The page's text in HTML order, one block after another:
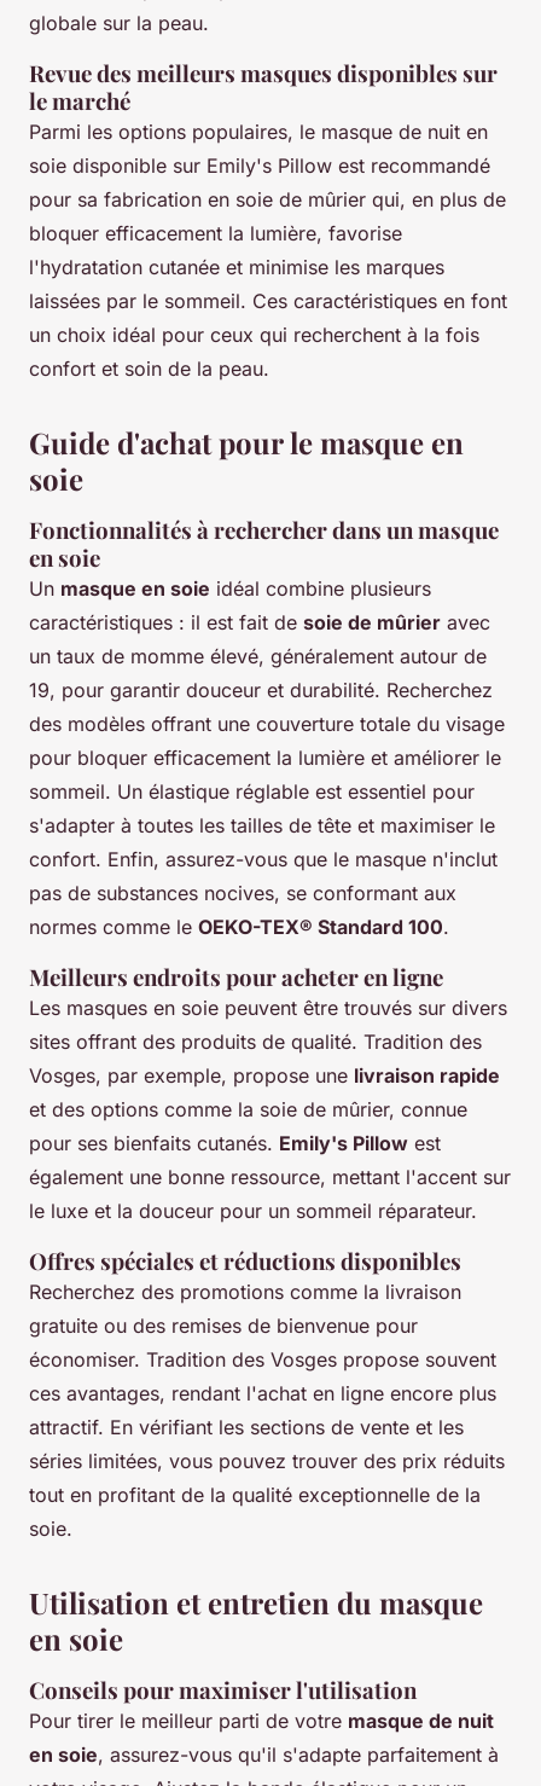
globale sur la peau.
Revue des meilleurs masques disponibles sur
le marché
Parmi les options populaires, le masque de nuit en
soie disponible sur Emily's Pillow est recommandé
pour sa fabrication en soie de mûrier qui, en plus de
bloquer efficacement la lumière, favorise
l'hydratation cutanée et minimise les marques
laissées par le sommeil. Ces caractéristiques en font
un choix idéal pour ceux qui recherchent à la fois
confort et soin de la peau.
Guide d'achat pour le masque en
soie
Fonctionnalités à rechercher dans un masque
en soie
Un masque en soie idéal combine plusieurs
caractéristiques : il est fait de soie de mûrier avec
un taux de momme élevé, généralement autour de
19, pour garantir douceur et durabilité. Recherchez
des modèles offrant une couverture totale du visage
pour bloquer efficacement la lumière et améliorer le
sommeil. Un élastique réglable est essentiel pour
s'adapter à toutes les tailles de tête et maximiser le
confort. Enfin, assurez-vous que le masque n'inclut
pas de substances nocives, se conformant aux
normes comme le OEKO-TEX® Standard 100.
Meilleurs endroits pour acheter en ligne
Les masques en soie peuvent être trouvés sur divers
sites offrant des produits de qualité. Tradition des
Vosges, par exemple, propose une livraison rapide
et des options comme la soie de mûrier, connue
pour ses bienfaits cutanés. Emily's Pillow est
également une bonne ressource, mettant l'accent sur
le luxe et la douceur pour un sommeil réparateur.
Offres spéciales et réductions disponibles
Recherchez des promotions comme la livraison
gratuite ou des remises de bienvenue pour
économiser. Tradition des Vosges propose souvent
ces avantages, rendant l'achat en ligne encore plus
attractif. En vérifiant les sections de vente et les
séries limitées, vous pouvez trouver des prix réduits
tout en profitant de la qualité exceptionnelle de la
soie.
Utilisation et entretien du masque
en soie
Conseils pour maximiser l'utilisation
Pour tirer le meilleur parti de votre masque de nuit
en soie, assurez-vous qu'il s'adapte parfaitement à